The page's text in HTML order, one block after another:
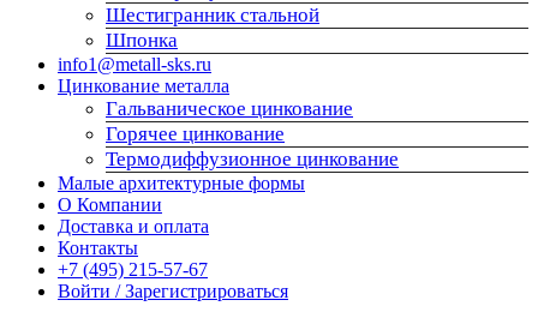
Шестигранник стальной
Шпонка
info1@metall-sks.ru
Цинкование металла
Гальваническое цинкование
Горячее цинкование
Термодиффузионное цинкование
Малые архитектурные формы
О Компании
Доставка и оплата
Контакты
+7 (495) 215-57-67
Войти / Зарегистрироваться